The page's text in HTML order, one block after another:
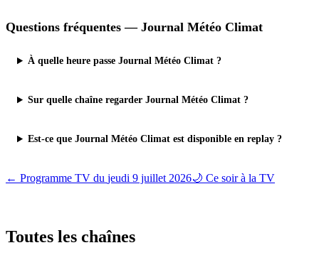
Questions fréquentes — Journal Météo Climat
À quelle heure passe Journal Météo Climat ?
Sur quelle chaîne regarder Journal Météo Climat ?
Est-ce que Journal Météo Climat est disponible en replay ?
← Programme TV du jeudi 9 juillet 2026🌙 Ce soir à la TV
Toutes les chaînes